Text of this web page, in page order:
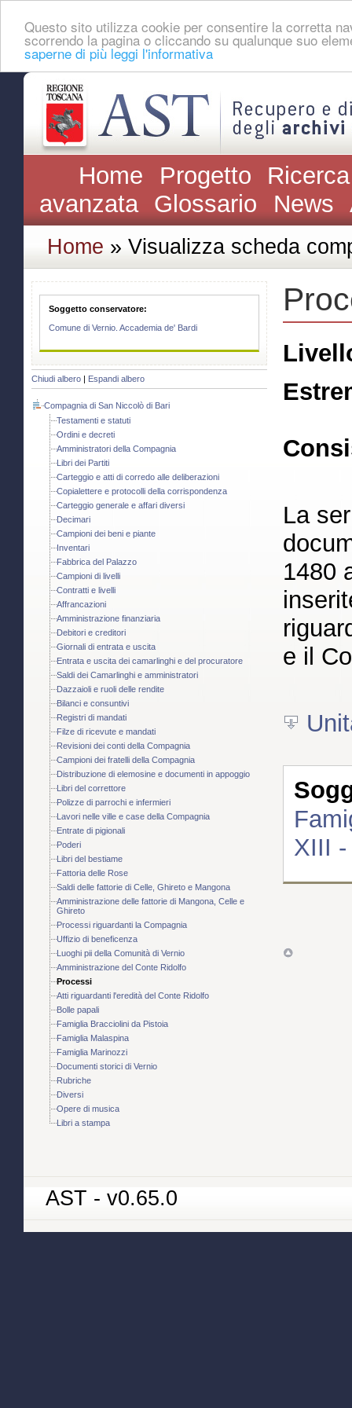
Questo sito utilizza cookie per consentire la corretta
scorrendo la pagina o cliccando su qualunque suo
saperne di più leggi l'informativa
Home Progetto
avanzata Glossario News
Home » Visualizza scheda
Soggetto conservatore:
Comune di Vernio. Accademia de' Bardi
Chiudi albero Espandi albero
Compagnia di San Niccolò di Bari
Testamenti e statuti
Ordini e decreti
Amministratori della Compagnia
Libri dei Partiti
Carteggio e atti di corredo alle deliberazioni
Copialettere e protocolli della corrispondenza
Carteggio generale e affari diversi
Decimari
Campioni dei beni e piante
Inventari
Fabbrica del Palazzo
Campioni di livelli
Contratti e livelli
Affrancazioni
Amministrazione finanziaria
Debitori e creditori
Giornali di entrata e uscita
Entrata e uscita dei camarlinghi e del procuratore
Saldi dei Camarlinghi e amministratori
Dazzaioli e ruoli delle rendite
Bilanci e consuntivi
Registri di mandati
Filze di ricevute e mandati
Revisioni dei conti della Compagnia
Campioni dei fratelli della Compagnia
Distribuzione di elemosine e documenti in appoggio
Libri del correttore
Polizze di parrochi e infermieri
Lavori nelle ville e case della Compagnia
Entrate di pigionali
Poderi
Libri del bestiame
Fattoria delle Rose
Saldi delle fattorie di Celle, Ghireto e Mangona
Amministrazione delle fattorie di Mangona, Celle e
Ghireto
Processi riguardanti la Compagnia
Uffizio di beneficenza
Luoghi pii della Comunità di Vernio
Amministrazione del Conte Ridolfo
Processi
Atti riguardanti l'eredità del Conte Ridolfo
Bolle papali
Famiglia Bracciolini da Pistoia
Famiglia Malaspina
Famiglia Marinozzi
Documenti storici di Vernio
Rubriche
Diversi
Opere di musica
Libri a stampa
La
1480
e il
XIII
AST - v0.65.0